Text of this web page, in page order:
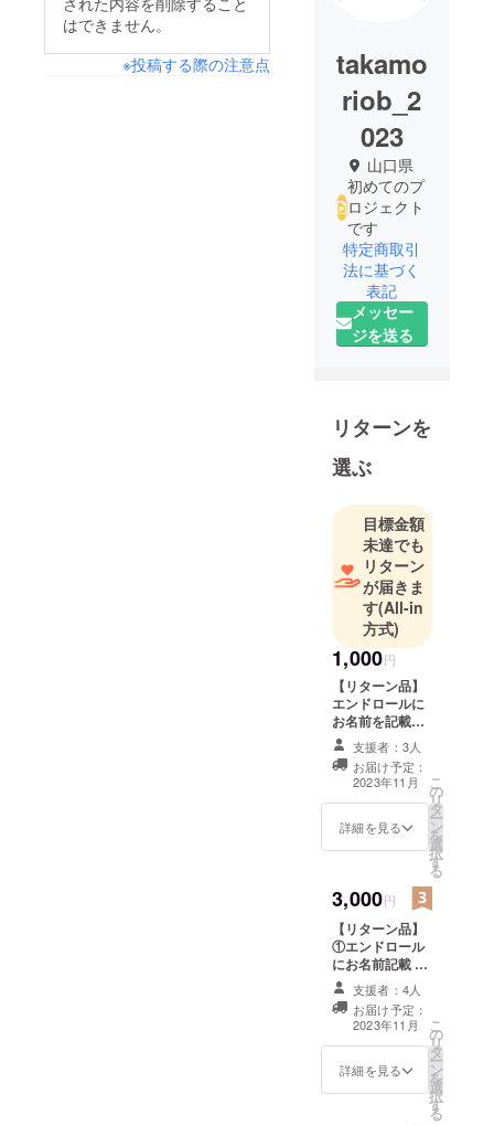
はできません。
※投稿する際の注意点
takamo
riob_2
023
山口県
初めてのプ
ロジェクト
です
特定商取引
法に基づく
表記
メッセー
ジを送る
リターンを
選ぶ
目標金額
未達でも
リターン
が届きま
す(All-in
方式)
1,000円
【リターン品】
エンドロールに
お名前を記載
【詳細】 エンド
ロールに記載す
るご希望のお名
前を備考欄にご
入力ください。
※リターン品を辞
支援者：3人
お届け予定：
2023年11月
詳細を見る
こ
の
リ
タ
ー
ン
を
選
択
す
る
3,000円
【リターン品】
①エンドロール
にお名前記載 ②
パンフレットを
お渡しします
【詳細】 ①エン
ドロールのお名
前について エン
ドロールに記載
支援者：4人
お届け予定：
2023年11月
詳細を見る
こ
の
リ
タ
ー
ン
を
選
択
す
る